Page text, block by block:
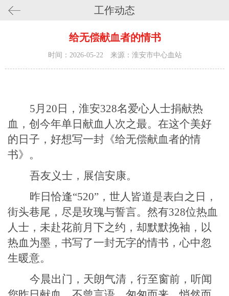
工作动态
给无偿献血者的情书
时间：2026-05-22 来源：淮安市中心血站
5月20日，淮安328名爱心人士捐献热
血，创今年单日献血人次之最。在这个美好
的日子，好想写一封《给无偿献血者的情
书》。
吾友义士，展信安康。
昨日恰逢“520”，世人皆道是表白之日，
街头巷尾，尽是玫瑰与誓言。 然有328位热血
人士 ，未赴花前月下之约，却默默挽袖，以
热血为墨，书写了一封无字的情书，心中忽
生暖意。
今晨出门，天朗气清，行至窗前，听闻